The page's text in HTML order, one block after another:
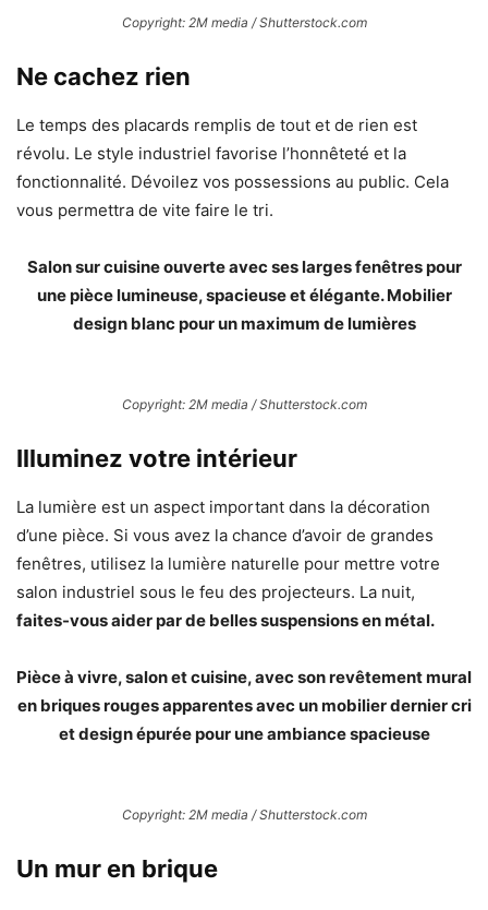
Copyright: 2M media / Shutterstock.com
Ne cachez rien
Le temps des placards remplis de tout et de rien est
révolu. Le style industriel favorise l’honnêteté et la
fonctionnalité. Dévoilez vos possessions au public. Cela
vous permettra de vite faire le tri.
Salon sur cuisine ouverte avec ses larges fenêtres pour
une pièce lumineuse, spacieuse et élégante. Mobilier
design blanc pour un maximum de lumières
Copyright: 2M media / Shutterstock.com
Illuminez votre intérieur
La lumière est un aspect important dans la décoration
d’une pièce. Si vous avez la chance d’avoir de grandes
fenêtres, utilisez la lumière naturelle pour mettre votre
salon industriel sous le feu des projecteurs. La nuit,
faites-vous aider par de belles suspensions en métal.
Pièce à vivre, salon et cuisine, avec son revêtement mural
en briques rouges apparentes avec un mobilier dernier cri
et design épurée pour une ambiance spacieuse
Copyright: 2M media / Shutterstock.com
Un mur en brique